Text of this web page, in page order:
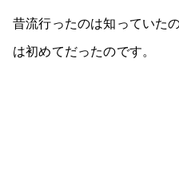
昔流行ったのは知っていた
は初めてだったのです。